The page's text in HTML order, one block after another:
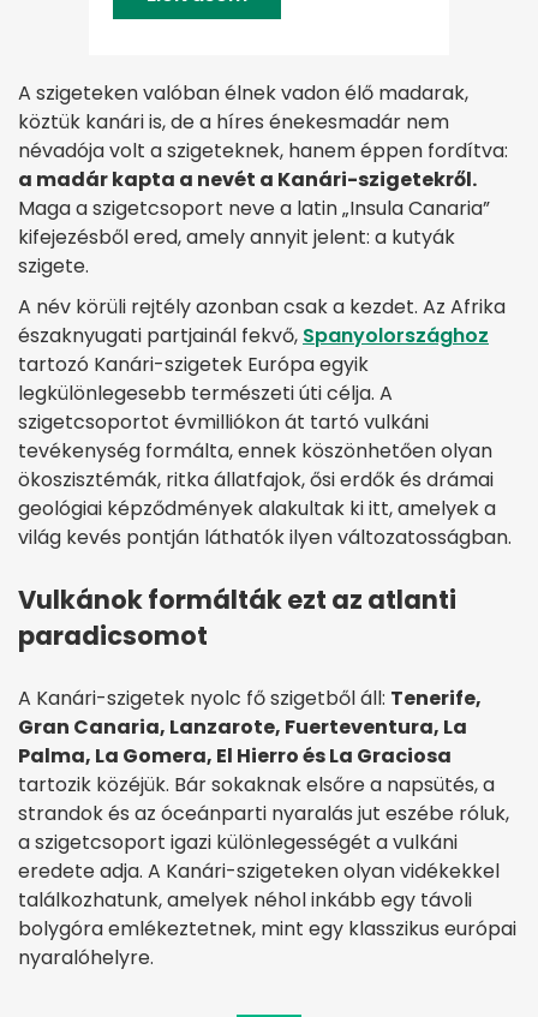
A szigeteken valóban élnek vadon élő madarak,
köztük kanári is, de a híres énekesmadár nem
névadója volt a szigeteknek, hanem éppen fordítva:
a madár kapta a nevét a Kanári-szigetekről.
Maga a szigetcsoport neve a latin „Insula Canaria”
kifejezésből ered, amely annyit jelent: a kutyák
szigete.
A név körüli rejtély azonban csak a kezdet. Az Afrika
északnyugati partjainál fekvő, Spanyolországhoz
tartozó Kanári-szigetek Európa egyik
legkülönlegesebb természeti úti célja. A
szigetcsoportot évmilliókon át tartó vulkáni
tevékenység formálta, ennek köszönhetően olyan
ökoszisztémák, ritka állatfajok, ősi erdők és drámai
geológiai képződmények alakultak ki itt, amelyek a
világ kevés pontján láthatók ilyen változatosságban.
Vulkánok formálták ezt az atlanti
paradicsomot
A Kanári-szigetek nyolc fő szigetből áll: Tenerife,
Gran Canaria, Lanzarote, Fuerteventura, La
Palma, La Gomera, El Hierro és La Graciosa
tartozik közéjük. Bár sokaknak elsőre a napsütés, a
strandok és az óceánparti nyaralás jut eszébe róluk,
a szigetcsoport igazi különlegességét a vulkáni
eredete adja. A Kanári-szigeteken olyan vidékekkel
találkozhatunk, amelyek néhol inkább egy távoli
bolygóra emlékeztetnek, mint egy klasszikus európai
nyaralóhelyre.